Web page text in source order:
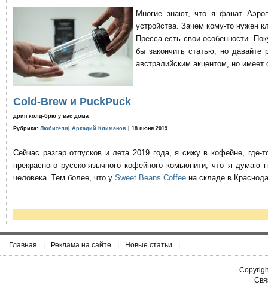
Многие знают, что я фанат
устройства. Зачем кому-то нужен
Пресса есть свои особенности.
бы закончить статью, но давайте
австралийским акцентом, но имеет
Cold-Brew и PuckPuck
дрип колд-брю у вас дома
Рубрика: Любители Аркадий Климанов | 18 июня 2019
Сейчас разгар отпусков и лета 2019 года, я сижу в кофейне,
прекрасного русско-язычного кофейного комьюнити, что я
человека. Тем более, что у Sweet Beans Coffee на складе в
Главная | Реклама на сайте | Новые статьи |